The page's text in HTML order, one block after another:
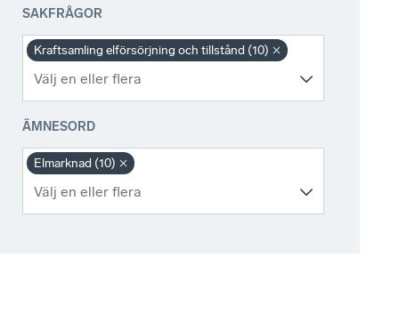
SAKFRÅGOR
Kraftsamling elförsörjning och tillstånd (10)
ÄMNESORD
Elmarknad (10)